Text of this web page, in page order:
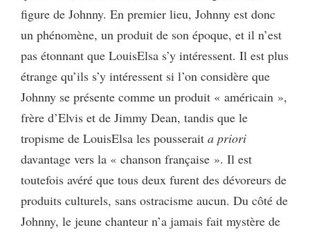
figure de Johnny. En premier lieu, Johnny est donc
un phénomène, un produit de son époque, et il n’est
pas étonnant que LouisElsa s’y intéressent. Il est plus
étrange qu’ils s’y intéressent si l’on considère que
Johnny se présente comme un produit « américain »,
frère d’Elvis et de Jimmy Dean, tandis que le
tropisme de LouisElsa les pousserait a priori
davantage vers la « chanson française ». Il est
toutefois avéré que tous deux furent des dévoreurs de
produits culturels, sans ostracisme aucun. Du côté de
Johnny, le jeune chanteur n’a jamais fait mystère de